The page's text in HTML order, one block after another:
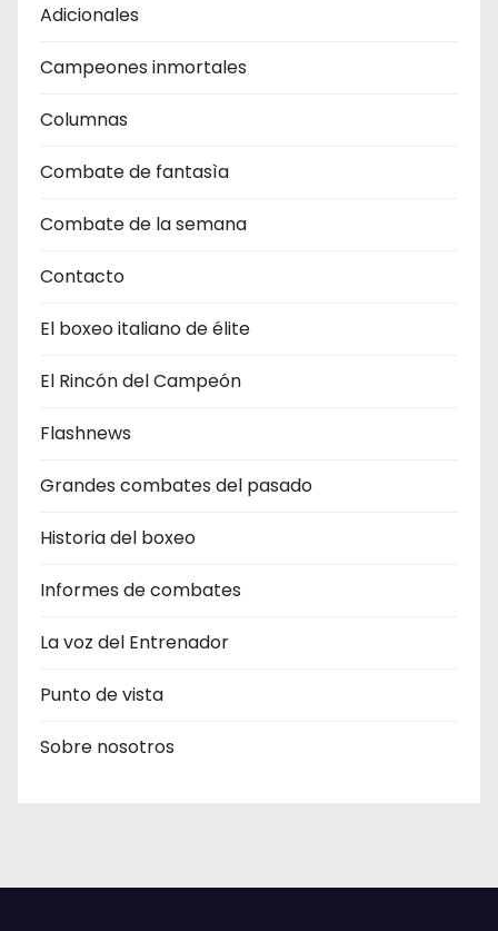
Adicionales
Campeones inmortales
Columnas
Combate de fantasìa
Combate de la semana
Contacto
El boxeo italiano de élite
El Rincón del Campeón
Flashnews
Grandes combates del pasado
Historia del boxeo
Informes de combates
La voz del Entrenador
Punto de vista
Sobre nosotros